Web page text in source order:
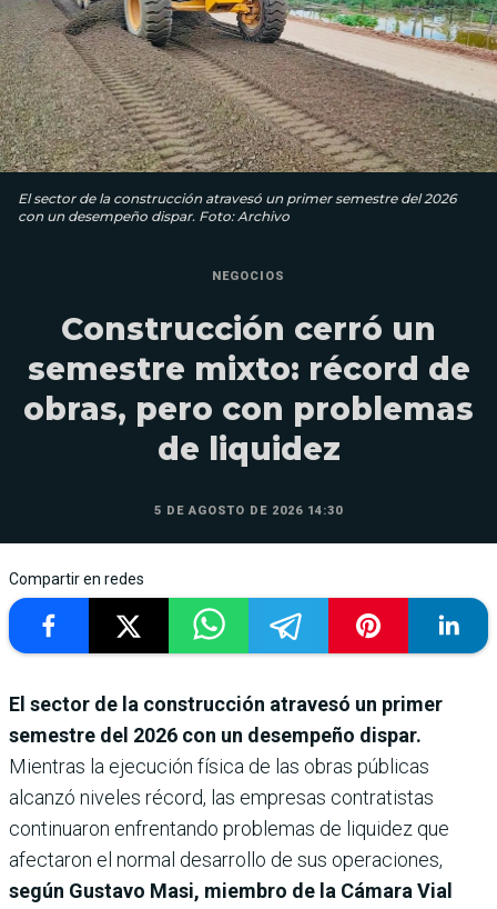
El sector de la construcción atravesó un primer semestre del 2026
con un desempeño dispar. Foto: Archivo
NEGOCIOS
Construcción cerró un
semestre mixto: récord de
obras, pero con problemas
de liquidez
5 DE AGOSTO DE 2026 14:30
Compartir en redes
El sector de la construcción atravesó un primer
semestre del 2026 con un desempeño dispar.
Mientras la ejecución física de las obras públicas
alcanzó niveles récord, las empresas contratistas
continuaron enfrentando problemas de liquidez que
afectaron el normal desarrollo de sus operaciones,
según Gustavo Masi, miembro de la Cámara Vial